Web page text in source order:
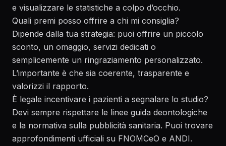
e visualizzare le statistiche a colpo d’occhio.
Quali premi posso offrire a chi mi consiglia?
Dipende dalla tua strategia: puoi offrire un piccolo
sconto, un omaggio, servizi dedicati o
semplicemente un ringraziamento personalizzato.
L’importante è che sia coerente, trasparente e
valorizzi il rapporto.
È legale incentivare i pazienti a segnalare lo studio?
Devi sempre rispettare le linee guida deontologiche
e la normativa sulla pubblicità sanitaria. Puoi trovare
approfondimenti ufficiali su FNOMCeO e ANDI.